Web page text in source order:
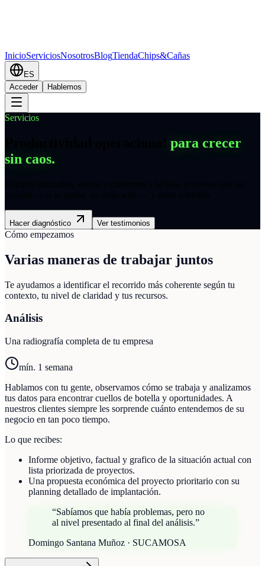
InicioServiciosNosotrosBlogTiendaChips&Cañas
ES
Acceder
Hablemos
Servicios
para crecer
sin caos.
Hacer diagnóstico Ver testimonios
Cómo empezamos
Varias maneras de trabajar juntos
Te ayudamos a identificar el recorrido más coherente según tu
contexto, tu nivel de claridad y tus recursos.
Análisis
Una radiografía completa de tu empresa
mín. 1 semana
Hablamos con tu gente, observamos cómo se trabaja y analizamos
tus datos para encontrar cuellos de botella y oportunidades. A
nuestros clientes siempre les sorprende cuánto entendemos de su
negocio en tan poco tiempo.
Lo que recibes:
Informe objetivo, factual y grafico de la situación actual con
lista priorizada de proyectos.
Una propuesta económica del proyecto prioritario con su
planning detallado de implantación.
“Sabíamos que había problemas, pero no
al nivel presentado al final del análisis.”
Domingo Santana Muñoz · SUCAMOSA